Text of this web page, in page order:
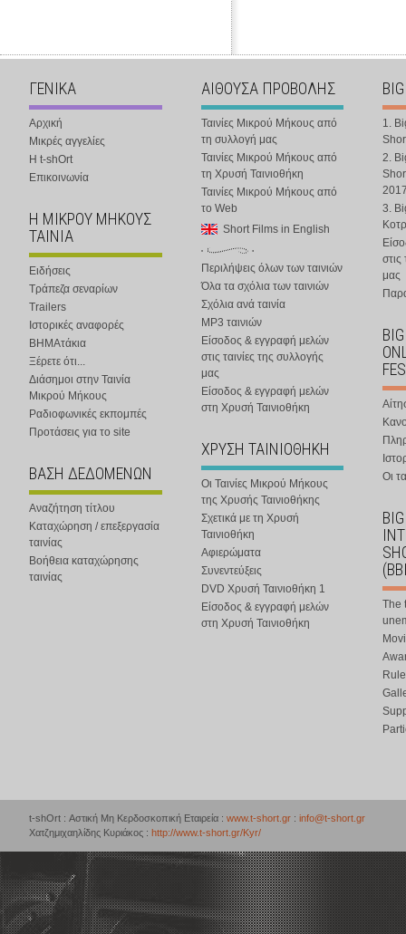
ΓΕΝΙΚΑ
Αρχική
Μικρές αγγελίες
Η t-shOrt
Επικοινωνία
Η ΜΙΚΡΟΥ ΜΗΚΟΥΣ
ΤΑΙΝΙΑ
Ειδήσεις
Τράπεζα σεναρίων
Trailers
Ιστορικές αναφορές
ΒΗΜΑτάκια
Ξέρετε ότι...
Διάσημοι στην Ταινία
Μικρού Μήκους
Ραδιοφωνικές εκπομπές
Προτάσεις για το site
ΒΑΣΗ ΔΕΔΟΜΕΝΩΝ
Αναζήτηση τίτλου
Καταχώρηση / επεξεργασία
ταινίας
Βοήθεια καταχώρησης
ταινίας
ΑΙΘΟΥΣΑ ΠΡΟΒΟΛΗΣ
Ταινίες Μικρού Μήκους από
τη συλλογή μας
Ταινίες Μικρού Μήκους από
τη Χρυσή Ταινιοθήκη
Ταινίες Μικρού Μήκους από
το Web
Short Films in English
Περιλήψεις όλων των ταινιών
Όλα τα σχόλια των ταινιών
Σχόλια ανά ταινία
MP3 ταινιών
Είσοδος & εγγραφή μελών
στις ταινίες της συλλογής
μας
Είσοδος & εγγραφή μελών
στη Χρυσή Ταινιοθήκη
ΧΡΥΣΗ ΤΑΙΝΙΟΘΗΚΗ
Οι Ταινίες Μικρού Μήκους
της Χρυσής Ταινιοθήκης
Σχετικά με τη Χρυσή
Ταινιοθήκη
Αφιερώματα
Συνεντεύξεις
DVD Χρυσή Ταινιοθήκη 1
Είσοδος & εγγραφή μελών
στη Χρυσή Ταινιοθήκη
1.
2.
3.
στις
μας
Οι
The
t-shOrt : Αστική Μη Κερδοσκοπική Εταιρεία : www.t-short.gr : info@t-short.gr
Χατζημιχαηλίδης Κυριάκος : http://www.t-short.gr/Kyr/